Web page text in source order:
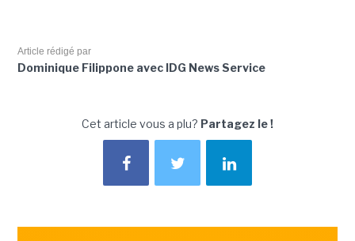
Article rédigé par
Dominique Filippone avec IDG News Service
Cet article vous a plu? Partagez le !